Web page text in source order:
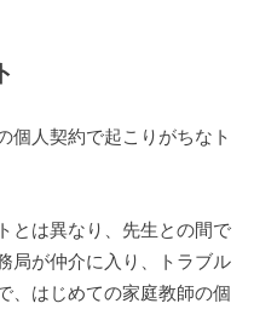
個人契約で起こりがちなト
とは異なり、先生との間で
局が仲介に入り、トラブル
、はじめての家庭教師の個